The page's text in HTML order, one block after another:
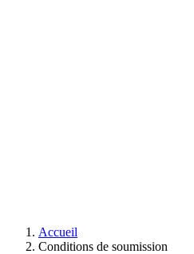
Accueil
Conditions de soumission